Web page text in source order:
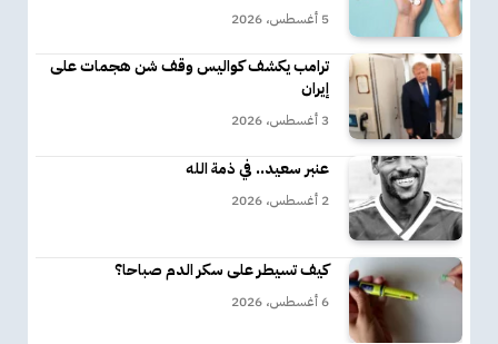
5 أغسطس، 2026
ترامب يكشف كواليس وقف شن هجمات على
إيران
3 أغسطس، 2026
عنبر سعيد.. في ذمة الله
2 أغسطس، 2026
كيف تسيطر على سكر الدم صباحا؟
6 أغسطس، 2026